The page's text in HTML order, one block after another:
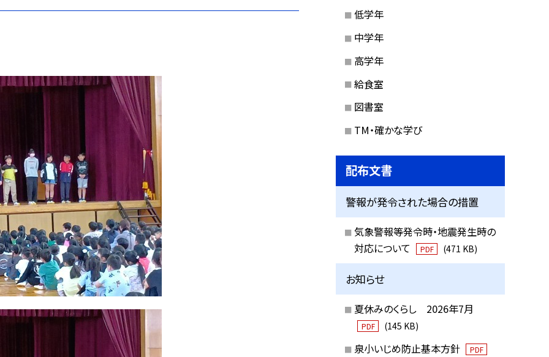
低学年
中学年
高学年
給食室
図書室
TM・確かな学び
配布文書
警報が発令された場合の措置
気象警報等発令時・地震発生時の
対応について
PDF (471 KB)
お知らせ
夏休みのくらし 2026年7月
PDF (145 KB)
泉小いじめ防止基本方針 PDF